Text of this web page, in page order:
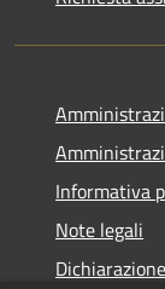
Informativa
Note legali